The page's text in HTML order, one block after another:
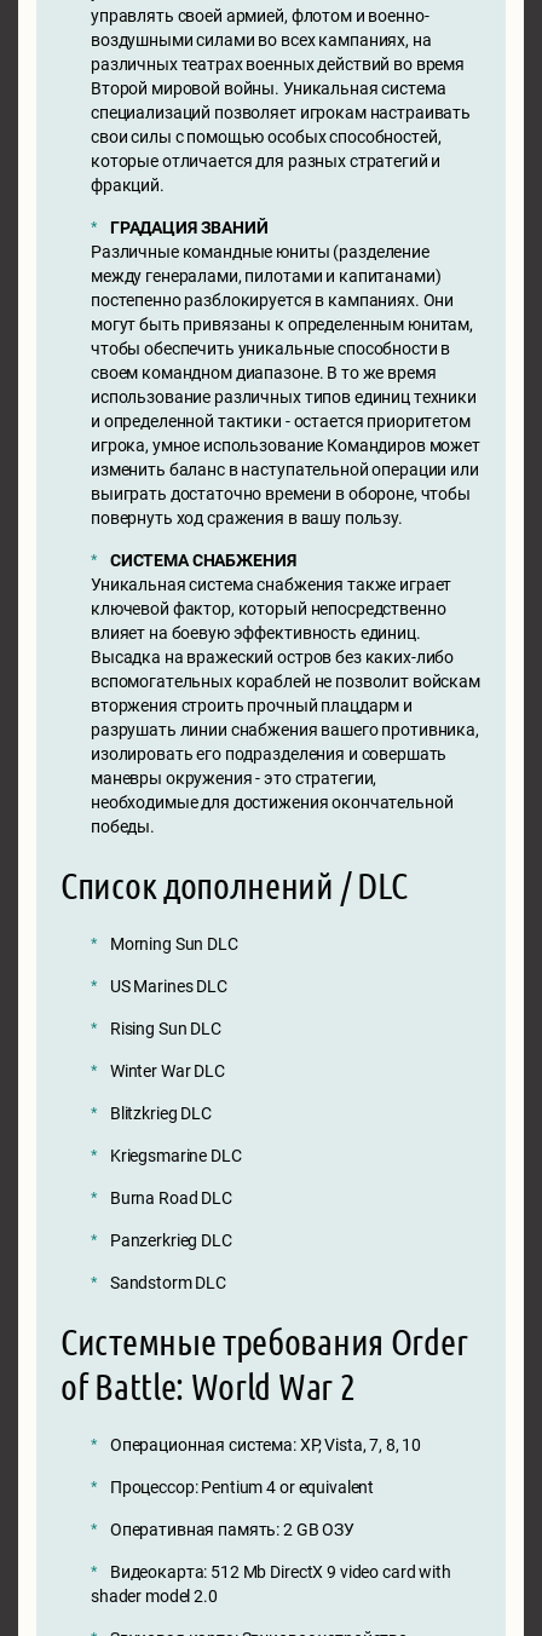
управлять своей армией, флотом и военно-
воздушными силами во всех кампаниях, на
различных театрах военных действий во время
Второй мировой войны. Уникальная система
специализаций позволяет игрокам настраивать
свои силы с помощью особых способностей,
которые отличается для разных стратегий и
фракций.
ГРАДАЦИЯ ЗВАНИЙ
Различные командные юниты (разделение
между генералами, пилотами и капитанами)
постепенно разблокируется в кампаниях. Они
могут быть привязаны к определенным юнитам,
чтобы обеспечить уникальные способности в
своем командном диапазоне. В то же время
использование различных типов единиц техники
и определенной тактики - остается приоритетом
игрока, умное использование Командиров может
изменить баланс в наступательной операции или
выиграть достаточно времени в обороне, чтобы
повернуть ход сражения в вашу пользу.
СИСТЕМА СНАБЖЕНИЯ
Уникальная система снабжения также играет
ключевой фактор, который непосредственно
влияет на боевую эффективность единиц.
Высадка на вражеский остров без каких-либо
вспомогательных кораблей не позволит войскам
вторжения строить прочный плацдарм и
разрушать линии снабжения вашего противника,
изолировать его подразделения и совершать
маневры окружения - это стратегии,
необходимые для достижения окончательной
победы.
Список дополнений / DLC
Morning Sun DLC
US Marines DLC
Rising Sun DLC
Winter War DLC
Blitzkrieg DLC
Kriegsmarine DLC
Burna Road DLC
Panzerkrieg DLC
Sandstorm DLC
Системные требования Order
of Battle: World War 2
Операционная система: XP, Vista, 7, 8, 10
Процессор: Pentium 4 or equivalent
Оперативная память: 2 GB ОЗУ
Видеокарта: 512 Mb DirectX 9 video card with
shader model 2.0